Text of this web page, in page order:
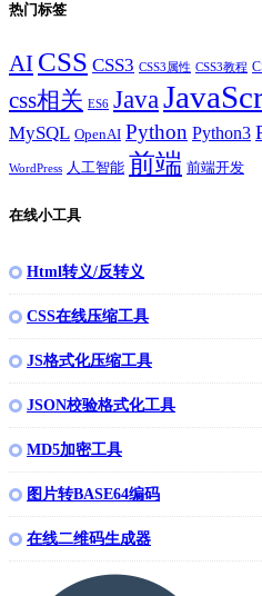
热门标签
AI CSS CSS3 CSS3属性 CSS3教程
css相关 ES6 Java
MySQL OpenAI Python Python3
WordPress 人工智能 前端 前端开发
在线小工具
Html转义/反转义
CSS在线压缩工具
JS格式化压缩工具
JSON校验格式化工具
MD5加密工具
图片转BASE64编码
在线二维码生成器